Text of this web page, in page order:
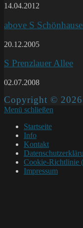
14.04.2012
above S
20.12.2005
S Prenzlauer Allee
02.07.2008
Copyright © 2026
Menü schließen
Startseite
Info
Kontakt
Cookie-Richtlinie
Impressum